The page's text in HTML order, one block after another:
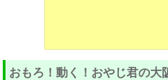
おもろ！動く！おやじ君の大